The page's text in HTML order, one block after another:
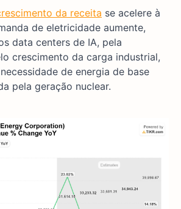
da receita se acelere à
de eletricidade aumente,
data centers de IA, pela
crescimento da carga industrial,
de energia de base
pela geração nuclear.